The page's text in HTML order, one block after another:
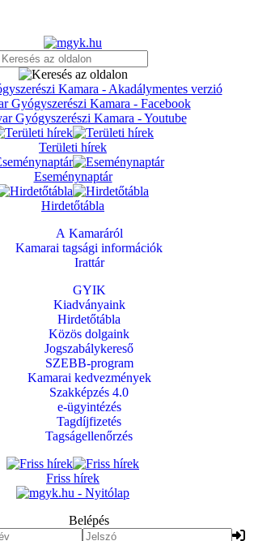
Területi hírek
Eseménynaptár
Hirdetőtábla
A Kamaráról
Kamarai tagsági információk
Irattár
GYIK
Kiadványaink
Hirdetőtábla
Közös dolgaink
Jogszabálykereső
SZEBB-program
Kamarai kedvezmények
Szakképzés 4.0
e-ügyintézés
Tagdíjfizetés
Tagságellenőrzés
Friss hírek
Belépés